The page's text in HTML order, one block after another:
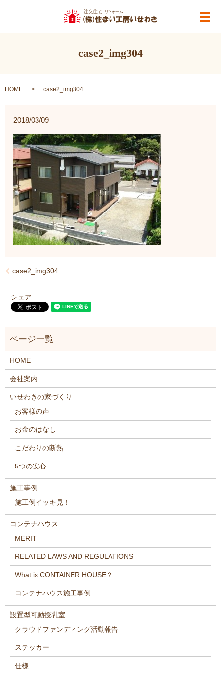
メ
case2_img304
HOME case2_img304
2018/03/09
case2_img304
シェア
HOME
会社案内
いせわきの家づくり
お客様の声
お金のはなし
こだわりの断熱
5つの安心
施工事例
施工例イッキ見！
コンテナハウス
MERIT
RELATED LAWS AND REGULATIONS
What is CONTAINER HOUSE？
コンテナハウス施工事例
設置型可動授乳室
クラウドファンディング活動報告
ステッカー
仕様